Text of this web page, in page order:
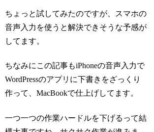
ちょっと試してみたのですが、スマホの
音声入力を使うと解決できそうな予感が
してます。
ちなみにこの記事もiPhoneの音声入力で
WordPressのアプリに下書きをざっくり
作って、MacBookで仕上げしてます。
一つ一つの作業ハードルを下げるって結